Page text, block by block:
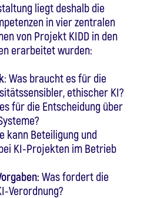
liegt deshalb die
in vier zentralen
von Projekt KIDD in den
erarbeitet wurden:
: Was braucht es für die
ethischer KI?
für die Entscheidung über
kann Beteiligung und
KI-Projekten im Betrieb
Was fordert die
Verordnung?